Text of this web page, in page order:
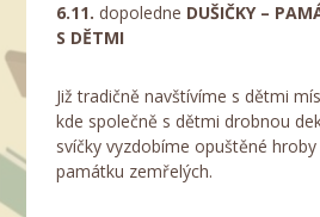
6.11. dopoledne DUŠIČKY –
S DĚTMI
Již tradičně navštívíme s dětmi
kde společně s dětmi drobnou
svíčky vyzdobíme opuštěné
památku zemřelých.